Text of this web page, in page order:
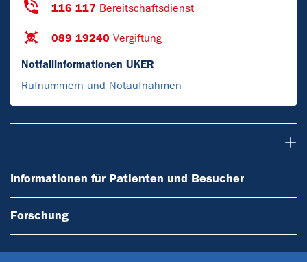
116 117 Bereitschaftsdienst
089 19240 Vergiftung
Notfallinformationen UKER
Rufnummern und Notaufnahmen
Informationen für Patienten und Besucher
Forschung